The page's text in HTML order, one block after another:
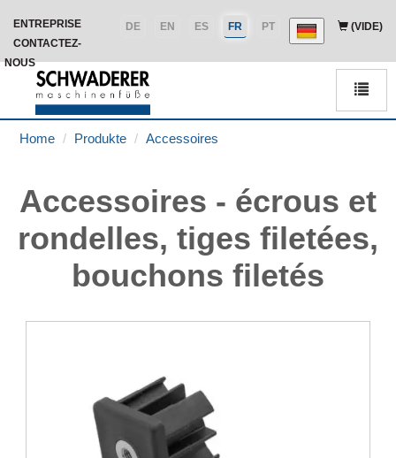
(VIDE)
ENTREPRISE PT
FR
ES
EN
DE
CONTACTEZ-
NOUS
Home Produkte Accessoires
Accessoires - écrous et
rondelles, tiges filetées,
bouchons filetés